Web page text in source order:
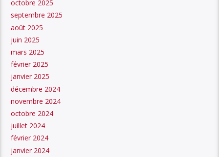
octobre 2025
septembre 2025
août 2025
juin 2025
mars 2025
février 2025
janvier 2025
décembre 2024
novembre 2024
octobre 2024
juillet 2024
février 2024
janvier 2024